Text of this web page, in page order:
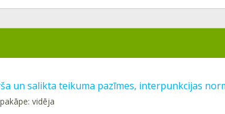
un salikta teikuma pazīmes, interpunkcijas
vidēja